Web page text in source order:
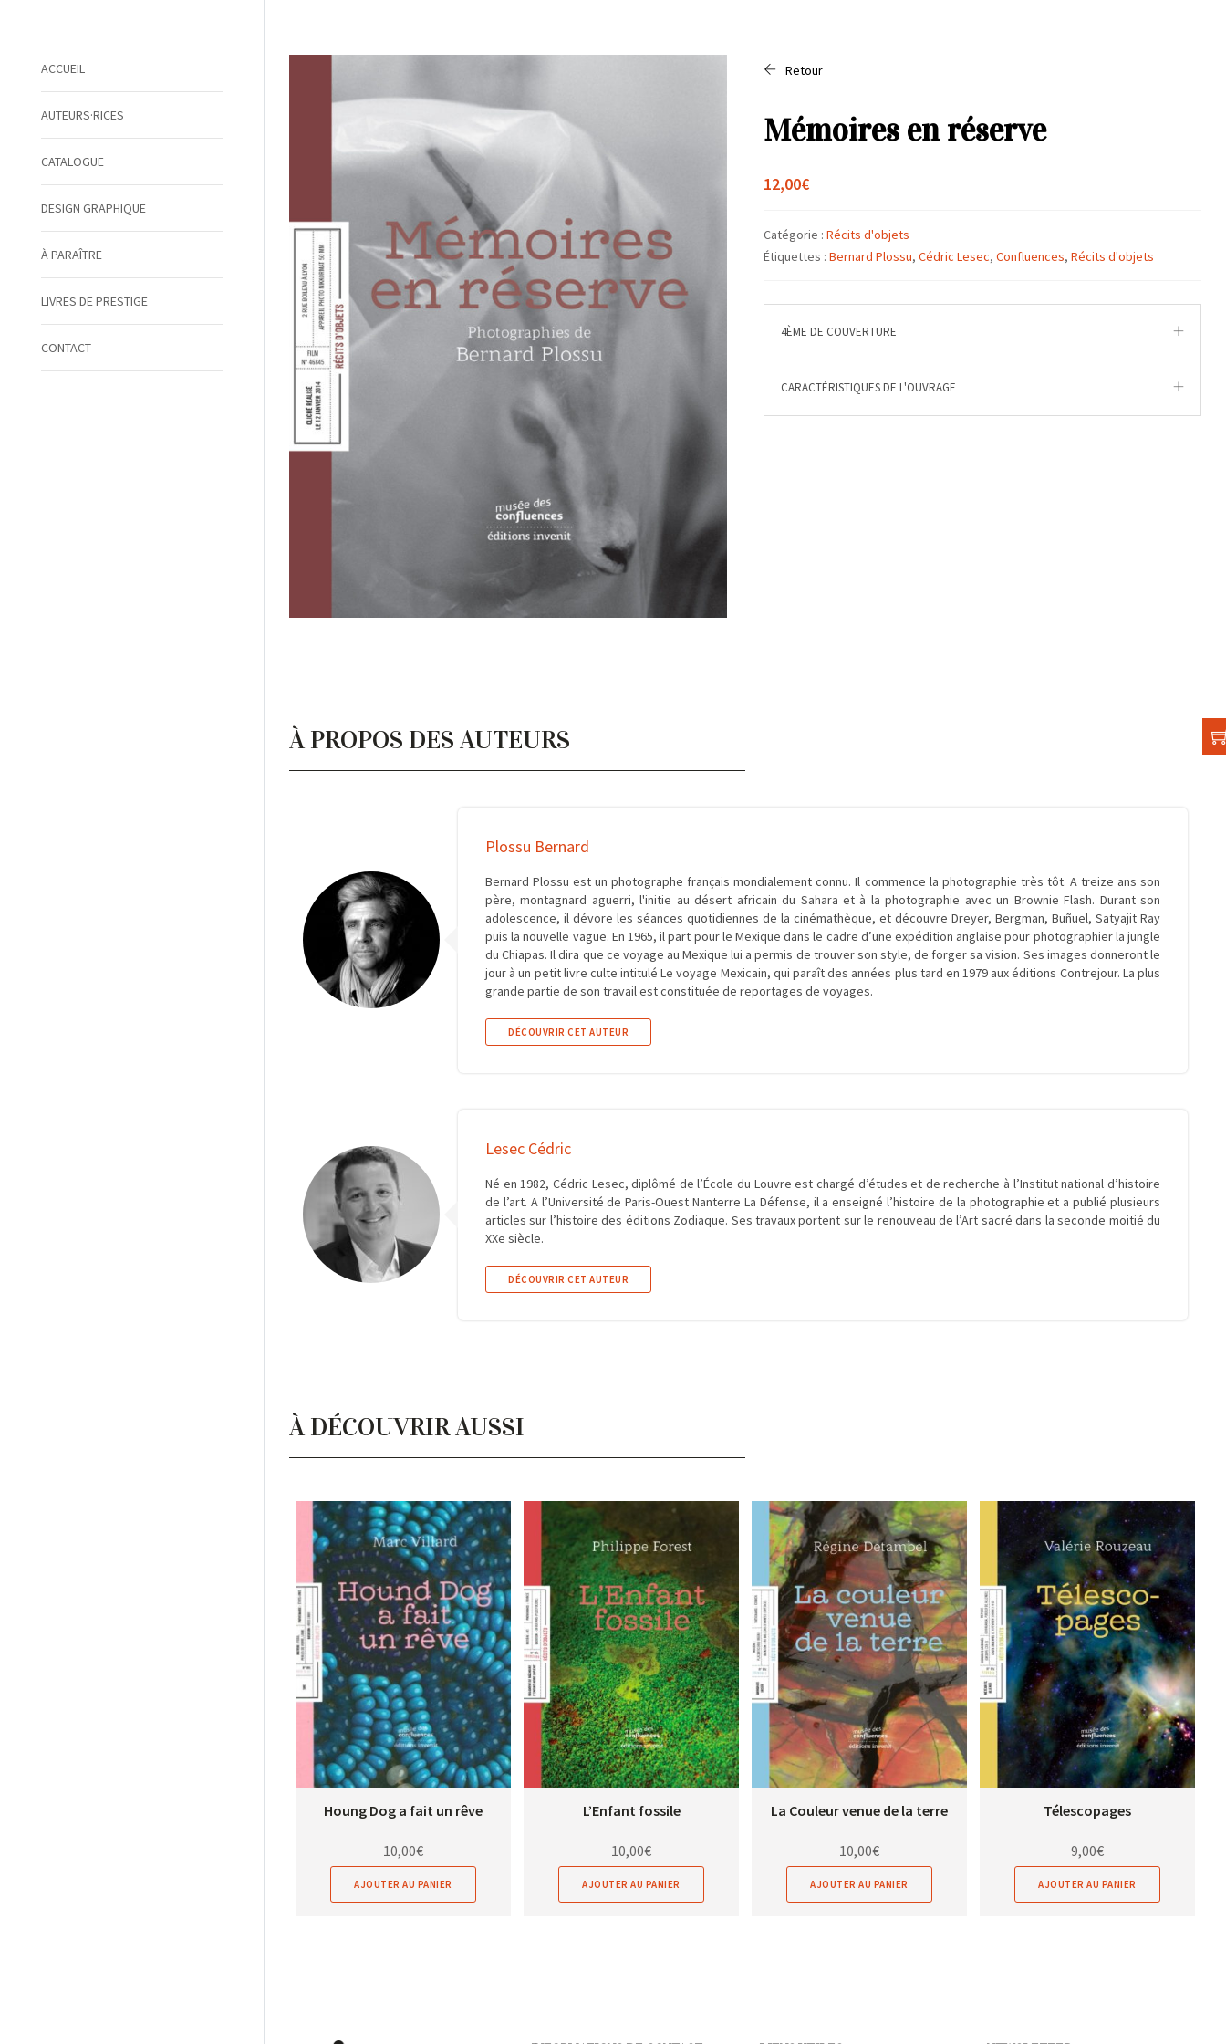
ACCUEIL
AUTEURS·RICES
CATALOGUE
DESIGN GRAPHIQUE
À PARAÎTRE
LIVRES DE PRESTIGE
CONTACT
Retour
Mémoires en réserve
12,00€
Catégorie : Récits d'objets
Étiquettes : Bernard Plossu, Cédric Lesec, Confluences, Récits d'objets
4ÈME DE COUVERTURE
CARACTÉRISTIQUES DE L'OUVRAGE
À PROPOS DES AUTEURS
Plossu Bernard
Bernard Plossu est un photographe français mondialement connu. Il commence la photographie très tôt. A treize ans son
père, montagnard aguerri, l'initie au désert africain du Sahara et à la photographie avec un Brownie Flash. Durant son
adolescence, il dévore les séances quotidiennes de la cinémathèque, et découvre Dreyer, Bergman, Buñuel, Satyajit Ray
puis la nouvelle vague. En 1965, il part pour le Mexique dans le cadre d’une expédition anglaise pour photographier la jungle
du Chiapas. Il dira que ce voyage au Mexique lui a permis de trouver son style, de forger sa vision. Ses images donneront le
jour à un petit livre culte intitulé Le voyage Mexicain, qui paraît des années plus tard en 1979 aux éditions Contrejour. La plus
grande partie de son travail est constituée de reportages de voyages.
DÉCOUVRIR CET AUTEUR
Lesec Cédric
Né en 1982, Cédric Lesec, diplô­mé de l’École du Louvre est char­gé d’étu­des et de recher­che à l’Institut natio­nal d’his­toire
de l’art. A l’Université de Paris-Ouest Nanterre La Défense, il a ensei­gné l’his­toire de la pho­to­gra­phie et a publié plu­sieurs
arti­cles sur l’histoire des édi­tions Zodiaque. Ses tra­vaux por­tent sur le renou­veau de l’Art sacré dans la seconde moi­tié du
XXe siè­cle.
DÉCOUVRIR CET AUTEUR
À DÉCOUVRIR AUSSI
Houng Dog a fait un rêve
10,00€
AJOUTER AU PANIER
L’Enfant fossile
10,00€
AJOUTER AU PANIER
La Couleur venue de la terre
10,00€
AJOUTER AU PANIER
Télescopages
9,00€
AJOUTER AU PANIER